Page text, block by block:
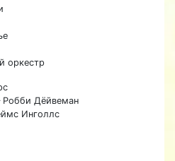
оркестр
Дёйвеман
Инголлс